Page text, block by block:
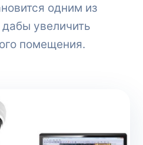
одним из
увеличить
помещения.